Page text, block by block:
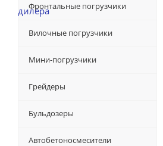
Фронтальные погрузчики
Вилочные погрузчики
Мини-погрузчики
Грейдеры
Бульдозеры
Автобетоносмесители